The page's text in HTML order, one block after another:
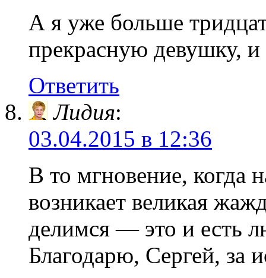
А я уже больше
прекрасную девушку,
Ответить
Лидия:
03.04.2015 в 12:36
В то мгновение, когда
возникает великая
делимся — это и есть
Благодарю, Сергей, за